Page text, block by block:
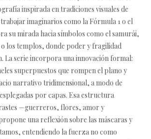
inspirada en tradiciones visuales de
imaginarios como la Fórmula 1 o el
su mirada hacia símbolos como el samurái,
los templos, donde poder y fragilidad
La serie incorpora una innovación formal:
superpuestos que rompen el plano y
narrativo tridimensional, a modo de
por capas. Esa estructura
—guerreros, flores, amor y
una reflexión sobre las máscaras y
entendiendo la fuerza no como